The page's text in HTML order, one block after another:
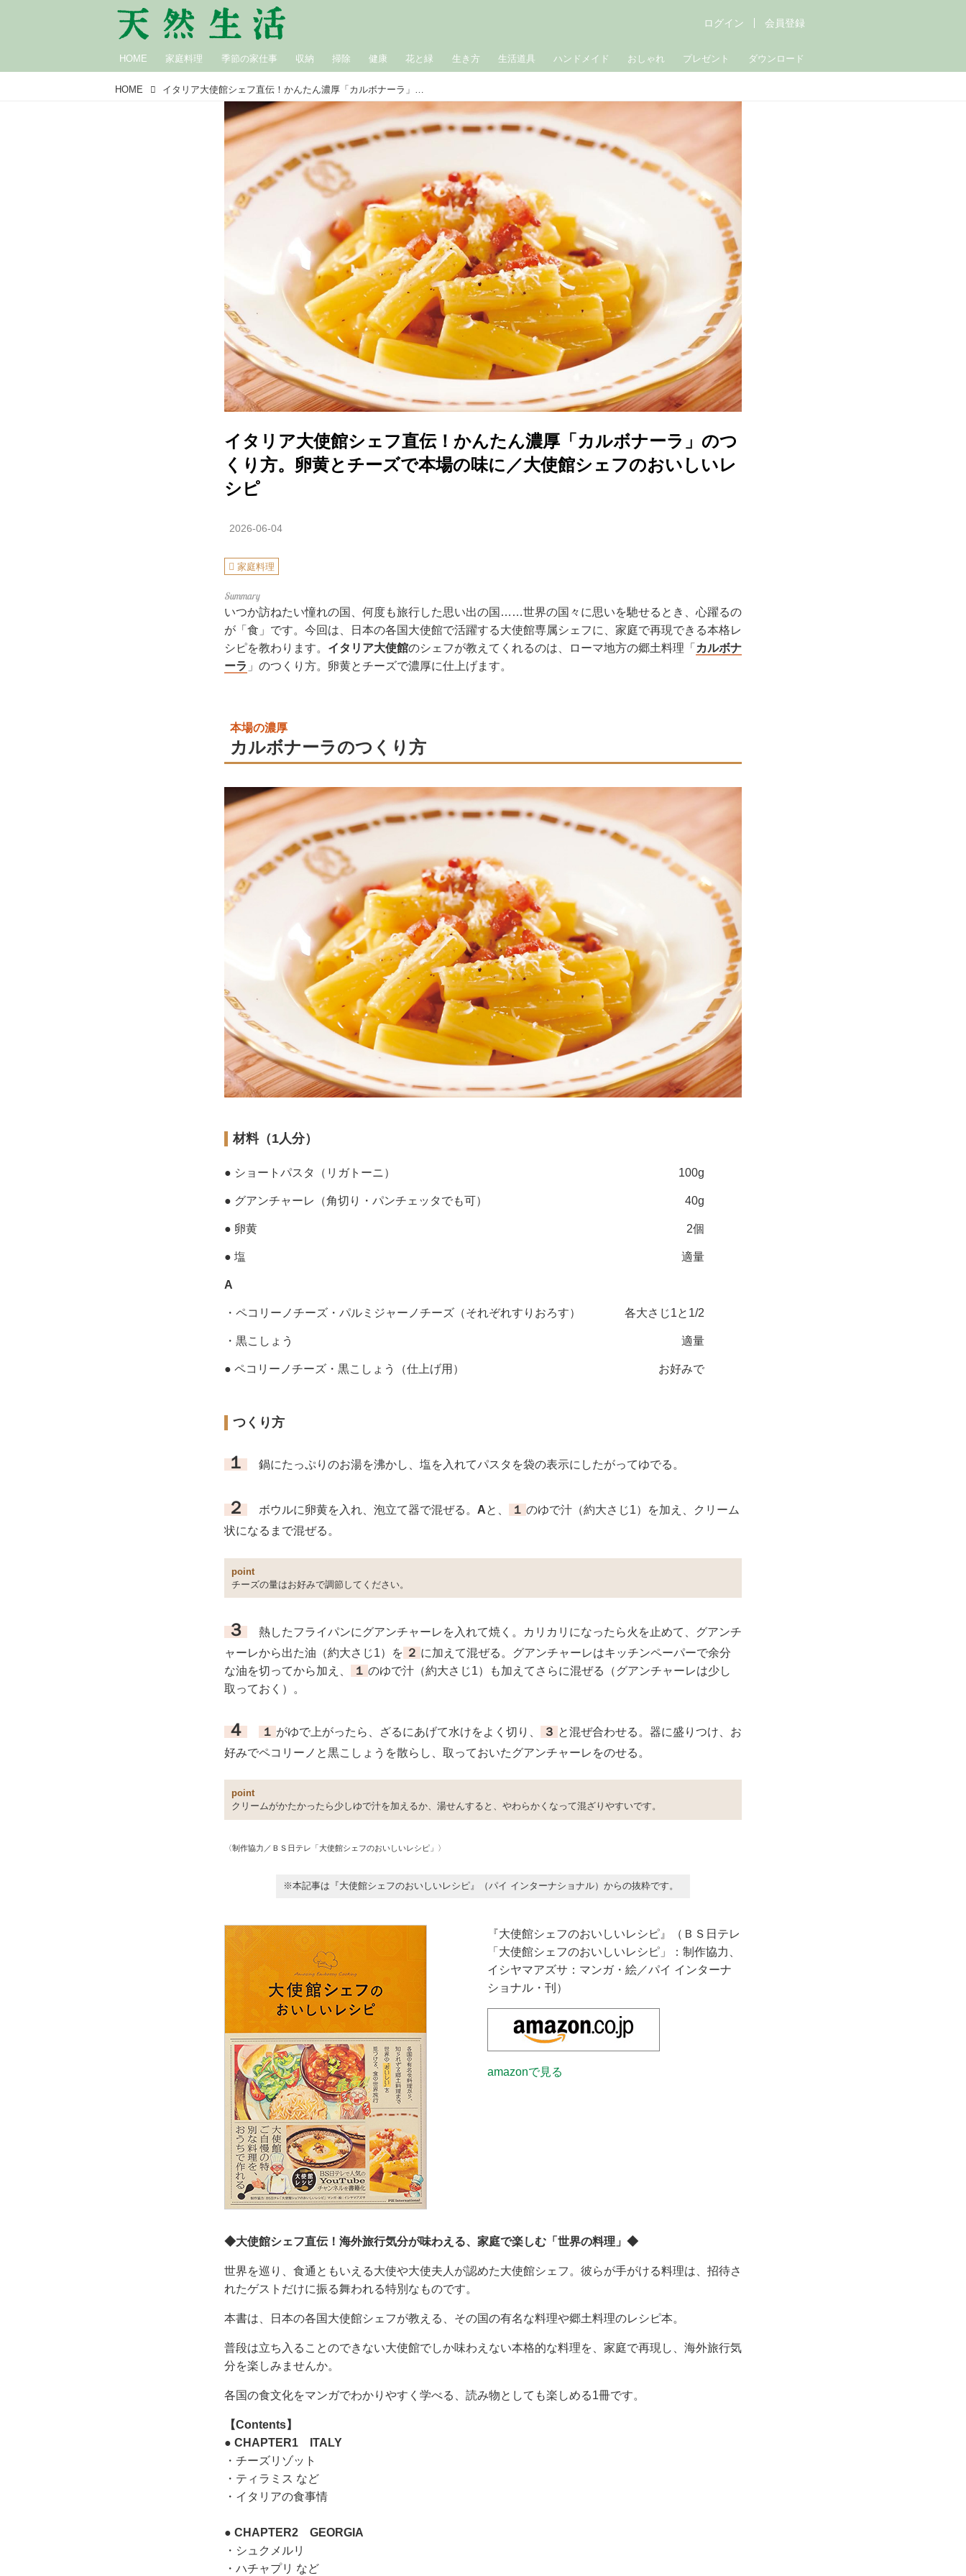
HOME 家庭料理 季節の家仕事 収納 掃除 健康 花と緑 生き方 生活道具 ハンドメイド おしゃれ プレゼント ダウンロード
ログイン 会員登録
HOME イタリア大使館シェフ直伝！かんたん濃厚「カルボナーラ」のつくり方。卵黄とチーズで本場の味に／大使館シェフのおいしいレシピ
イタリア大使館シェフ直伝！かんたん濃厚「カルボナーラ」のつ
くり方。卵黄とチーズで本場の味に／大使館シェフのおいしいレ
シピ
2026-06-04
家庭料理
いつか訪ねたい憧れの国、何度も旅行した思い出の国……世界の国々に思いを馳せるとき、心躍るの
が「食」です。今回は、日本の各国大使館で活躍する大使館専属シェフに、家庭で再現できる本格レ
シピを教わります。 イタリア大使館のシェフが教えてくれるのは、ローマ地方の郷土料理「 カルボナ
ーラ 」のつくり方。卵黄とチーズで濃厚に仕上げます。
本場の濃厚
カルボナーラのつくり方
材料（1人分）
● ショートパスタ（リガトーニ） 100g
● グアンチャーレ（角切り・パンチェッタでも可） 40g
● 卵黄 2個
● 塩 適量
A
・ペコリーノチーズ・パルミジャーノチーズ（それぞれすりおろす） 各大さじ1と1/2
・黒こしょう 適量
● ペコリーノチーズ・黒こしょう（仕上げ用） お好みで
つくり方
１ 鍋にたっぷりのお湯を沸かし、塩を入れてパスタを袋の表示にしたがってゆでる。
２ ボウルに卵黄を入れ、泡立て器で混ぜる。 Aと、 １ のゆで汁（約大さじ1）を加え、クリーム
状になるまで混ぜる。
point
チーズの量はお好みで調節してください。
３
熱したフライパンにグアンチャーレを入れて焼く。カリカリになったら火を止めて、グアンチ
ャーレから出た油（約大さじ1）を ２ に加えて混ぜる。グアンチャーレはキッチンペーパーで余分
な油を切ってから加え、
１ のゆで汁（約大さじ1）も加えてさらに混ぜる（グアンチャーレは少し
取っておく）。
４ １ がゆで上がったら、ざるにあげて水けをよく切り、 ３ と混ぜ合わせる。器に盛りつけ、お
好みでペコリーノと黒こしょうを散らし、取っておいたグアンチャーレをのせる。
point
クリームがかたかったら少しゆで汁を加えるか、湯せんすると、やわらかくなって混ざりやすいです。
〈制作協力／ＢＳ日テレ「大使館シェフのおいしいレシピ」〉
※本記事は『大使館シェフのおいしいレシピ』（パイ インターナショナル）からの抜粋です。
『大使館シェフのおいしいレシピ』（ＢＳ日テレ
「大使館シェフのおいしいレシピ」：制作協力、
イシヤマアズサ：マンガ・絵／パイ インターナ
ショナル・刊）
amazonで見る
◆大使館シェフ直伝！海外旅行気分が味わえる、家庭で楽しむ「世界の料理」◆
世界を巡り、食通ともいえる大使や大使夫人が認めた大使館シェフ。彼らが手がける料理は、招待さ
れたゲストだけに振る舞われる特別なものです。
本書は、日本の各国大使館シェフが教える、その国の有名な料理や郷土料理のレシピ本。
普段は立ち入ることのできない大使館でしか味わえない本格的な料理を、家庭で再現し、海外旅行気
分を楽しみませんか。
各国の食文化をマンガでわかりやすく学べる、読み物としても楽しめる1冊です。
【Contents】
● CHAPTER1 ITALY
・チーズリゾット
・ティラミス など
・イタリアの食事情
● CHAPTER2 GEORGIA
・シュクメルリ
・ハチャプリ など